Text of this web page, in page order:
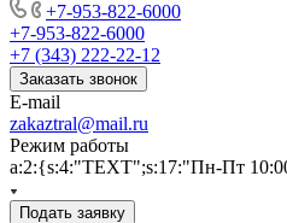
+7-953-822-6000
+7-953-822-6000
+7 (343) 222-22-12
Заказать звонок
E-mail
zakaztral@mail.ru
Режим работы
a:2:{s:4:"TEXT";s:17:"Пн-Пт
Подать заявку